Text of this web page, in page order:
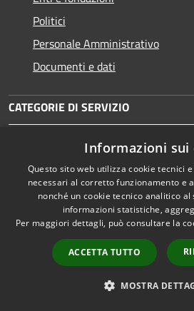
Politici
Personale Amministrativo
Documenti e dati
CATEGORIE DI SERVIZIO
Vita lavorativa
Imprese e Commercio
Appalti pubblici
Catasto e urbanistica
Mobilità e trasporti
Informazioni sui
Questo sito web utilizza cookie tecnici
necessari al corretto funzionamento e
nonché un cookie tecnico analitico
informazioni statistiche,
Per maggiori dettagli, può consultare la
ACCETTA TUTTO
MOSTRA